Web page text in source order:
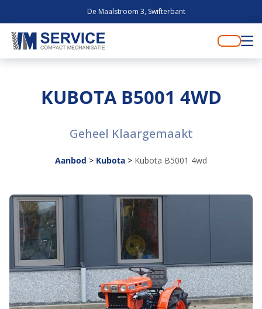
De Maalstroom 3, Swifterbant
KUBOTA B5001 4WD
Geheel Klaargemaakt
Aanbod > Kubota > Kubota B5001 4wd